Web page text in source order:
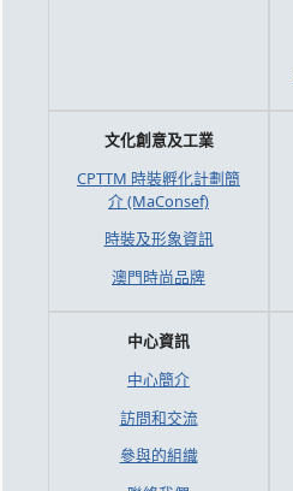
文化創意及工業
CPTTM 時裝孵化計劃簡
介 (MaConsef)
時裝及形象資訊
澳門時尚品牌
中心資訊
中心簡介
訪問和交流
參與的組織